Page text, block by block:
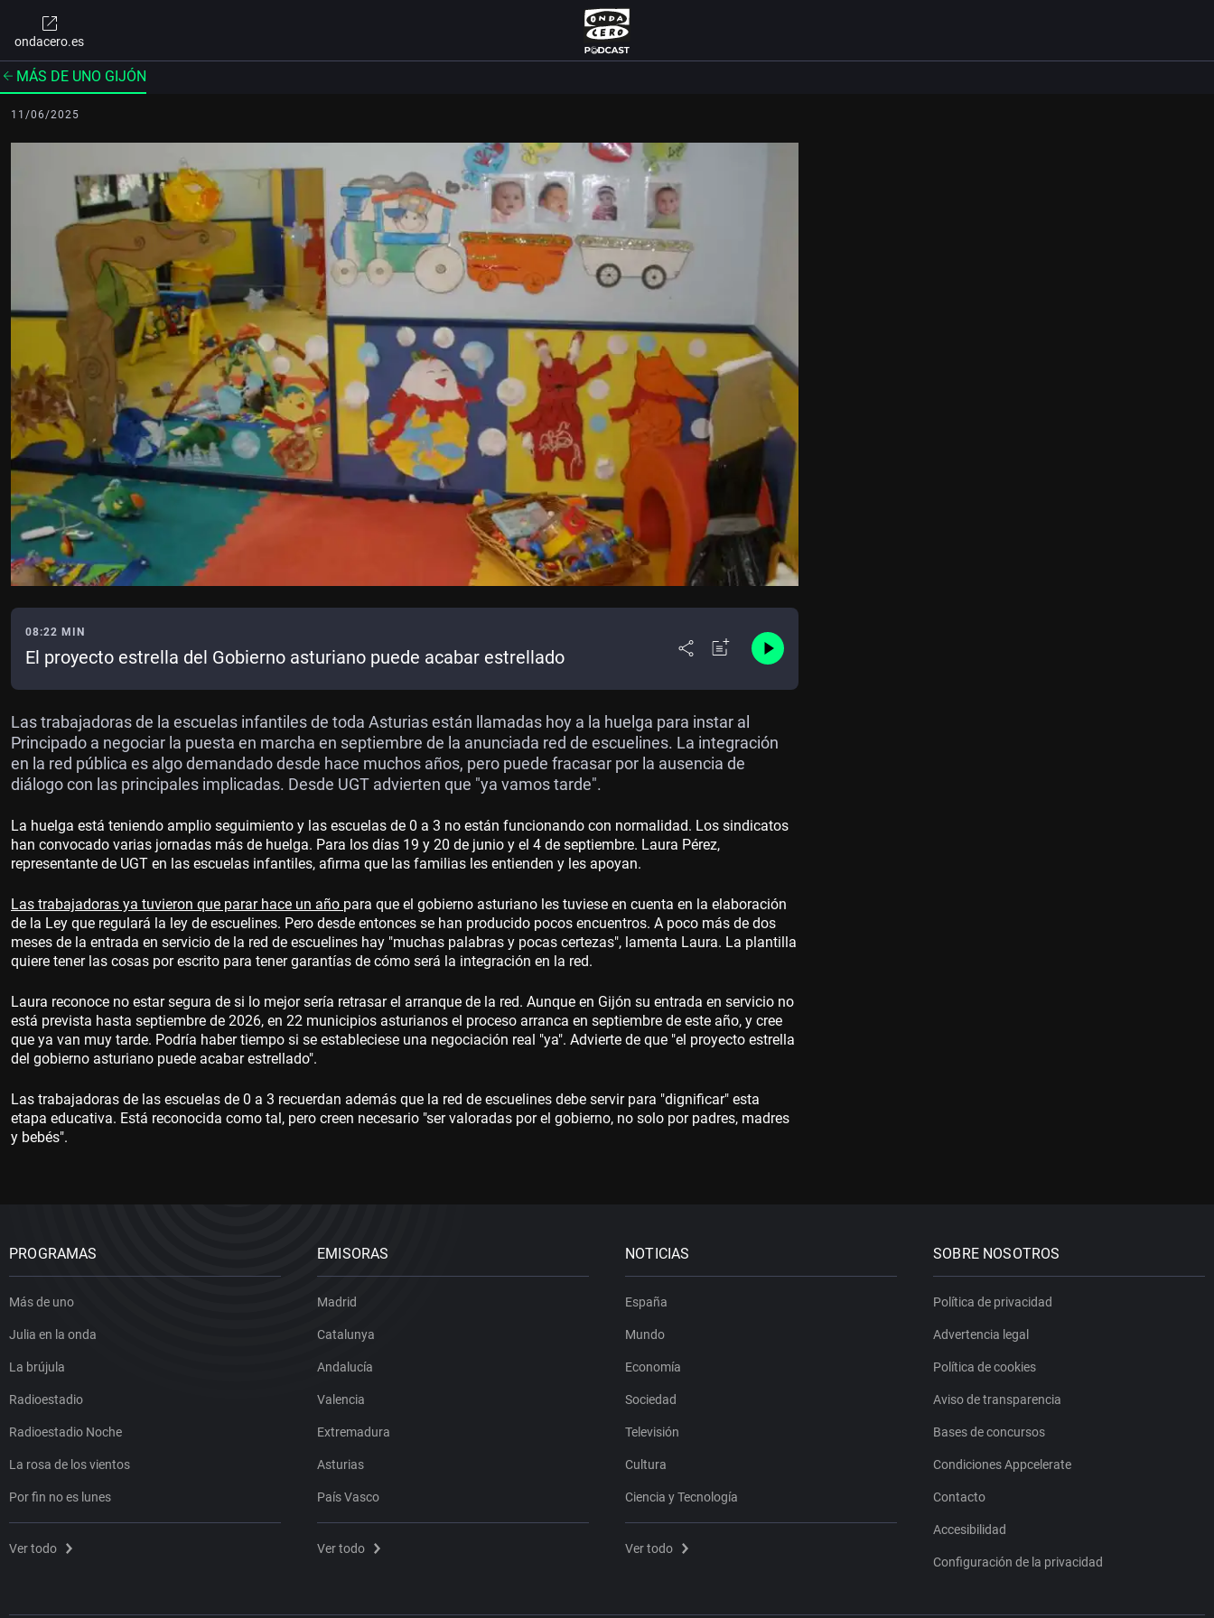
ondacero.es
MÁS DE UNO GIJÓN
11/06/2025
08:22 MIN
El proyecto estrella del Gobierno asturiano puede acabar estrellado
Las trabajadoras de la escuelas infantiles de toda Asturias están llamadas hoy a la huelga para instar al
Principado a negociar la puesta en marcha en septiembre de la anunciada red de escuelines. La integración
en la red pública es algo demandado desde hace muchos años, pero puede fracasar por la ausencia de
diálogo con las principales implicadas. Desde UGT advierten que "ya vamos tarde".
La huelga está teniendo amplio seguimiento y las escuelas de 0 a 3 no están funcionando con normalidad. Los sindicatos
han convocado varias jornadas más de huelga. Para los días 19 y 20 de junio y el 4 de septiembre. Laura Pérez,
representante de UGT en las escuelas infantiles, afirma que las familias les entienden y les apoyan.
Las trabajadoras ya tuvieron que parar hace un año para que el gobierno asturiano les tuviese en cuenta en la elaboración
de la Ley que regulará la ley de escuelines. Pero desde entonces se han producido pocos encuentros. A poco más de dos
meses de la entrada en servicio de la red de escuelines hay "muchas palabras y pocas certezas", lamenta Laura. La plantilla
quiere tener las cosas por escrito para tener garantías de cómo será la integración en la red.
Laura reconoce no estar segura de si lo mejor sería retrasar el arranque de la red. Aunque en Gijón su entrada en servicio no
está prevista hasta septiembre de 2026, en 22 municipios asturianos el proceso arranca en septiembre de este año, y cree
que ya van muy tarde. Podría haber tiempo si se estableciese una negociación real "ya". Advierte de que "el proyecto estrella
del gobierno asturiano puede acabar estrellado".
Las trabajadoras de las escuelas de 0 a 3 recuerdan además que la red de escuelines debe servir para "dignificar" esta
etapa educativa. Está reconocida como tal, pero creen necesario "ser valoradas por el gobierno, no solo por padres, madres
y bebés".
PROGRAMAS
Más de uno
Julia en la onda
La brújula
Radioestadio
Radioestadio Noche
La rosa de los vientos
Por fin no es lunes
Ver todo
EMISORAS
Madrid
Catalunya
Andalucía
Valencia
Extremadura
Asturias
País Vasco
Ver todo
NOTICIAS
España
Mundo
Economía
Sociedad
Televisión
Cultura
Ciencia y Tecnología
Ver todo
SOBRE NOSOTROS
Política de privacidad
Advertencia legal
Política de cookies
Aviso de transparencia
Bases de concursos
Condiciones Appcelerate
Contacto
Accesibilidad
Configuración de la privacidad